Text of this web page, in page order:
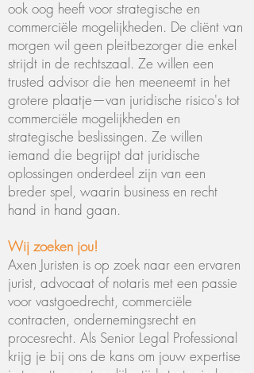
ook oog heeft voor strategische en
commerciële mogelijkheden. De cliënt van
morgen wil geen pleitbezorger die enkel
strijdt in de rechtszaal. Ze willen een
trusted advisor die hen meeneemt in het
grotere plaatje—van juridische risico's tot
commerciële mogelijkheden en
strategische beslissingen. Ze willen
iemand die begrijpt dat juridische
oplossingen onderdeel zijn van een
breder spel, waarin business en recht
hand in hand gaan.
Wij zoeken jou!
Axen Juristen is op zoek naar een ervaren
jurist, advocaat of notaris met een passie
voor vastgoedrecht, commerciële
contracten, ondernemingsrecht en
procesrecht. Als Senior Legal Professional
krijg je bij ons de kans om jouw expertise